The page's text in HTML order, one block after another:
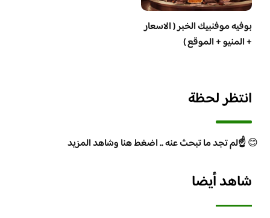
بوفيه موفنبيك الخبر ( الاسعار
+ المنيو + الموقع )
انتظر لحظة
😊☝️لم تجد ما تبحث عنه .. اضغط هنا وشاهد المزيد
شاهد أيضا